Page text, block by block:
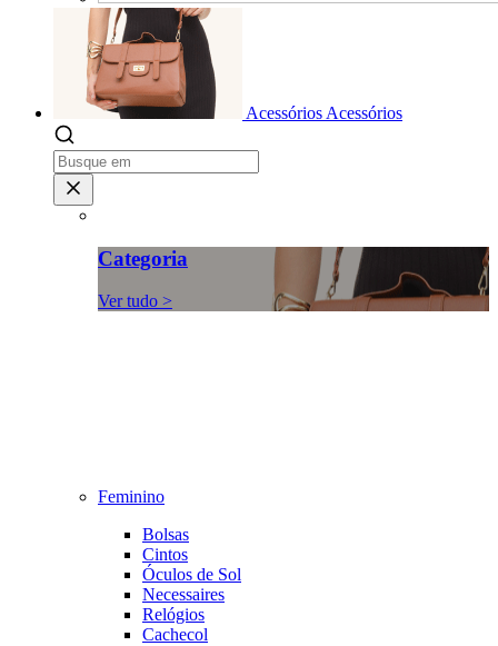
Acessórios Acessórios
Categoria
Ver tudo >
Feminino
Bolsas
Cintos
Óculos de Sol
Necessaires
Relógios
Cachecol